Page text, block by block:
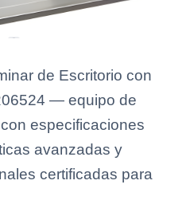
de Escritorio con
— equipo de
especificaciones
avanzadas y
certificadas para